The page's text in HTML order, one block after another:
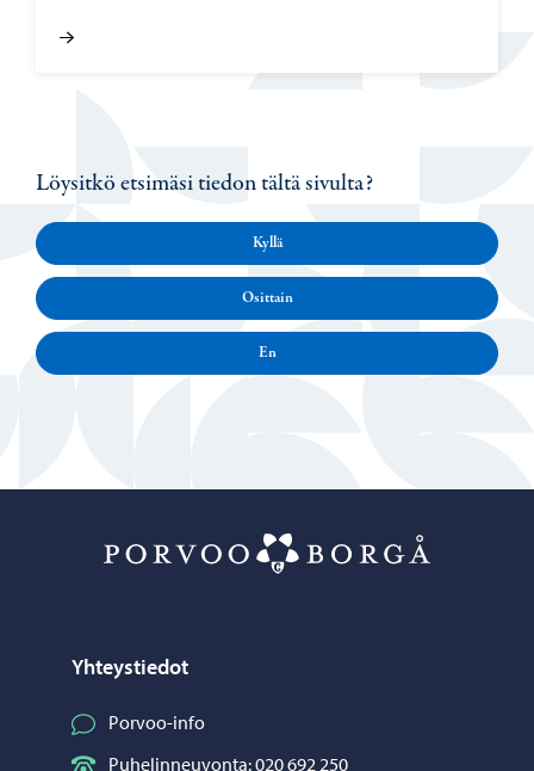
Löysitkö etsimäsi tiedon tältä sivulta?
Kyllä
Osittain
En
Yhteystiedot
Porvoo-info
Puhelinneuvonta: 020 692 250